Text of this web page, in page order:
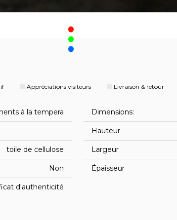
.
Appréciations visiteurs Livraison & retour
à la tempera
toile de cellulose
Non
d'authenticité
Dimensions:
Hauteur
Largeur
Épaisseur